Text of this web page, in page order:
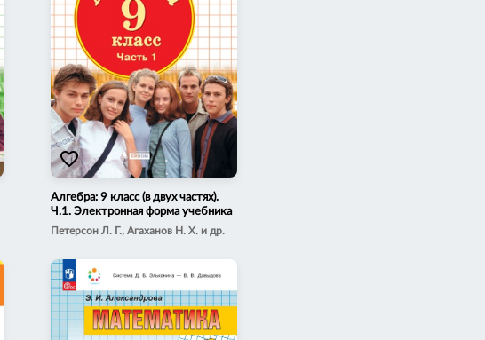
Алгебра: 9 класс (в двух частях).
Ч.1. Электронная форма учебника
Петерсон Л. Г., Агаханов Н. Х. и др.
favorite_border